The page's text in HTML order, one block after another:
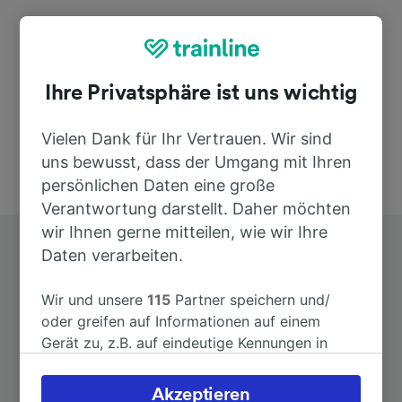
47281
Spain
Top Strecken ab Corcos-Aguilarejo
Ihre Privatsphäre ist uns wichtig
Vielen Dank für Ihr Vertrauen. Wir sind
uns bewusst, dass der Umgang mit Ihren
persönlichen Daten eine große
Verantwortung darstellt. Daher möchten
wir Ihnen gerne mitteilen, wie wir Ihre
Daten verarbeiten.
Wir und unsere115 Partner speichern und/
oder greifen auf Informationen auf einem
Gerät zu, z.B. auf eindeutige Kennungen in
verarbeiten. Sie können Ihre Präferenzen
Akzeptieren